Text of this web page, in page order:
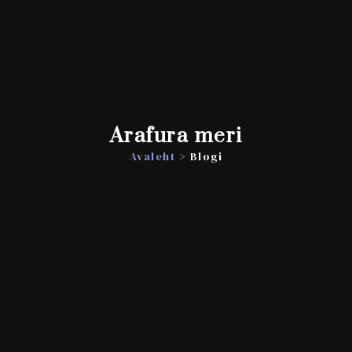
Arafura meri
Avaleht > Blogi